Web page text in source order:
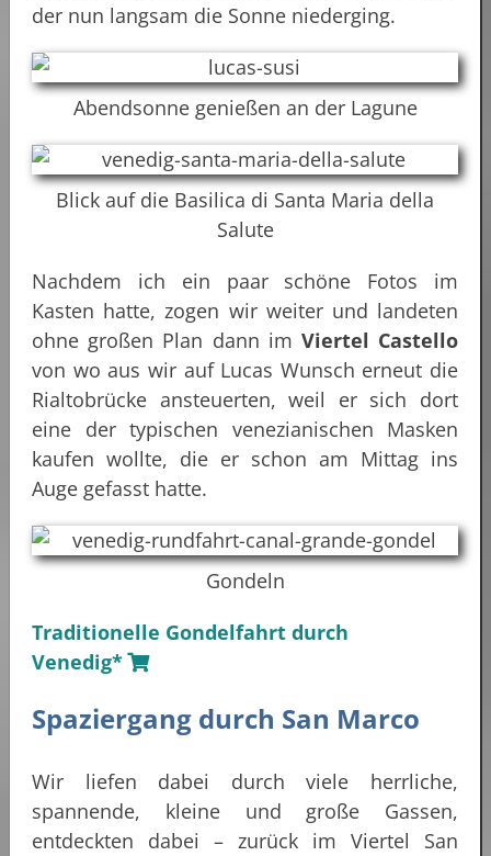
der nun langsam die Sonne niederging.
Abendsonne genießen an der Lagune
Blick auf die Basilica di Santa Maria della
Salute
Nachdem ich ein paar schöne Fotos im
Kasten hatte, zogen wir weiter und landeten
ohne großen Plan dann im Viertel Castello
von wo aus wir auf Lucas Wunsch erneut die
Rialtobrücke ansteuerten, weil er sich dort
eine der typischen venezianischen Masken
kaufen wollte, die er schon am Mittag ins
Auge gefasst hatte.
Gondeln
Traditionelle Gondelfahrt durch
Venedig*
Spaziergang durch San Marco
Wir liefen dabei durch viele herrliche,
spannende, kleine und große Gassen,
entdeckten dabei – zurück im Viertel San